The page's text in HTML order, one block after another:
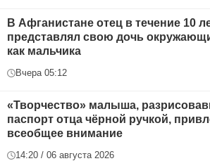
В Афганистане отец в течение 10
представлял свою дочь
как мальчика
Вчера 05:12
«Творчество» малыша,
паспорт отца чёрной ручкой,
всеобщее внимание
14:20 / 06 августа 2026